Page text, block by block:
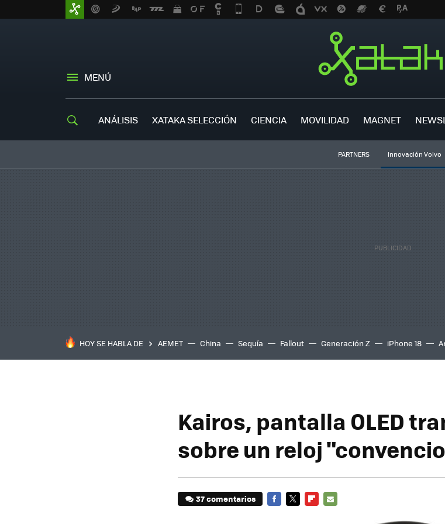
MENÚ
ANÁLISIS XATAKA SELECCIÓN CIENCIA MOVILIDAD MAGNET
PARTNERS Innovación Volvo
HOY SE HABLA DE AEMET China Sequía Fallout Generación Z iPhone 18
Kairos, pantalla OLED
sobre un reloj
37 comentarios